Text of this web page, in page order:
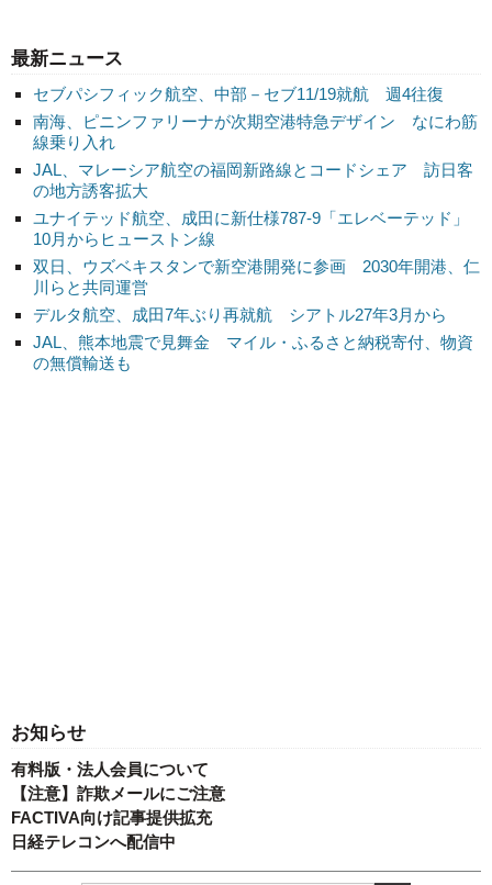
最新ニュース
セブパシフィック航空、中部－セブ11/19就航 週4往復
南海、ピニンファリーナが次期空港特急デザイン なにわ筋
線乗り入れ
JAL、マレーシア航空の福岡新路線とコードシェア 訪日客
の地方誘客拡大
ユナイテッド航空、成田に新仕様787-9「エレベーテッド」
10月からヒューストン線
双日、ウズベキスタンで新空港開発に参画 2030年開港、仁
川らと共同運営
デルタ航空、成田7年ぶり再就航 シアトル27年3月から
JAL、熊本地震で見舞金 マイル・ふるさと納税寄付、物資
の無償輸送も
お知らせ
有料版・法人会員について
【注意】詐欺メールにご注意
FACTIVA向け記事提供拡充
日経テレコンへ配信中